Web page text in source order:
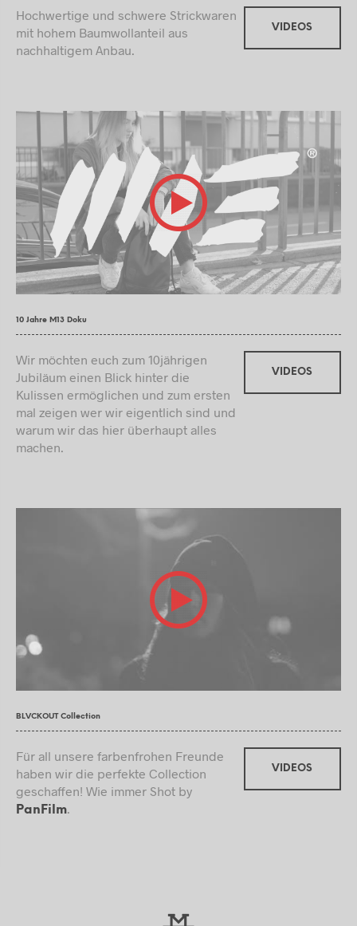
Hochwertige und schwere Strickwaren
mit hohem Baumwollanteil aus
nachhaltigem Anbau.
VIDEOS
10 Jahre M13 Doku
Wir möchten euch zum 10jährigen
Jubiläum einen Blick hinter die
Kulissen ermöglichen und zum ersten
mal zeigen wer wir eigentlich sind und
warum wir das hier überhaupt alles
machen.
VIDEOS
BLVCKOUT Collection
Für all unsere farbenfrohen Freunde
haben wir die perfekte Collection
geschaffen! Wie immer Shot by
PanFilm.
VIDEOS